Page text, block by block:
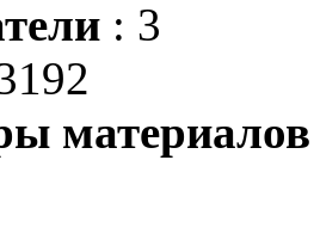
: 3
материалов